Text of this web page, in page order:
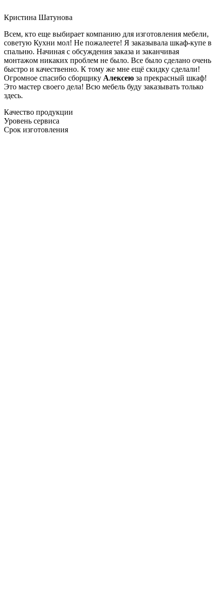
Кристина Шатунова
Всем, кто еще выбирает компанию для изготовления мебели,
советую Кухни мол! Не пожалеете! Я заказывала шкаф-купе в
спальню. Начиная с обсуждения заказа и заканчивая
монтажом никаких проблем не было. Все было сделано очень
быстро и качественно. К тому же мне ещё скидку сделали!
Огромное спасибо сборщику Алексею за прекрасный шкаф!
Это мастер своего дела! Всю мебель буду заказывать только
здесь.
Качество продукции
Уровень сервиса
Срок изготовления